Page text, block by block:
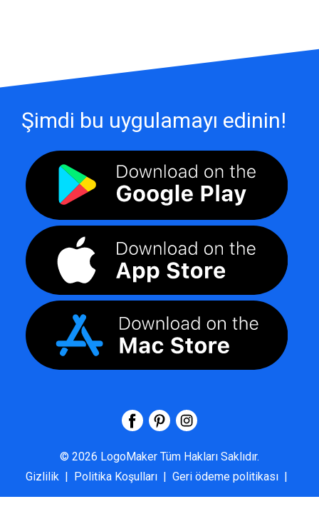
Şimdi bu uygulamayı edinin!
© 2026 LogoMaker Tüm Hakları Saklıdır.
Gizlilik | Politika Koşulları | Geri ödeme politikası |